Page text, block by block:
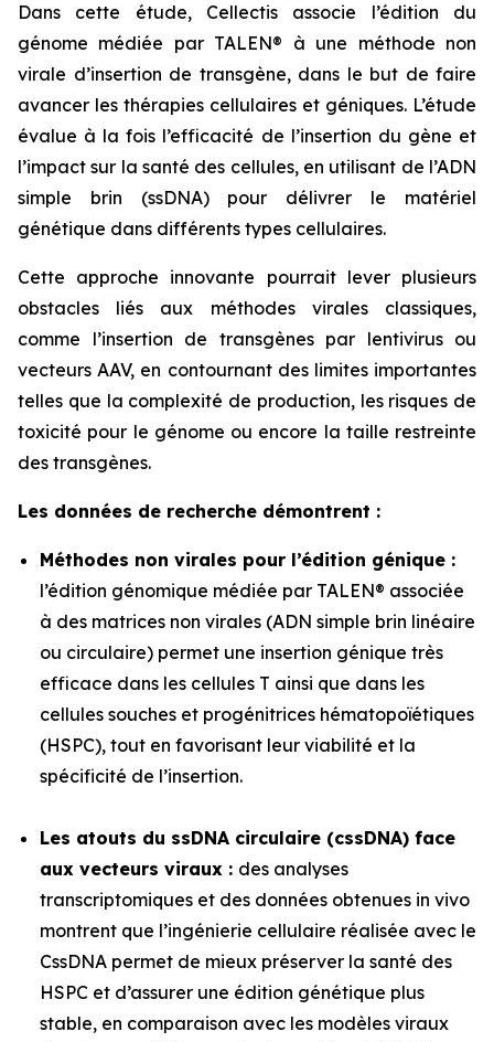
Dans cette étude, Cellectis associe l’édition du
génome médiée par TALEN® à une méthode non
virale d’insertion de transgène, dans le but de faire
avancer les thérapies cellulaires et géniques. L’étude
évalue à la fois l’efficacité de l’insertion du gène et
l’impact sur la santé des cellules, en utilisant de l’ADN
simple brin (ssDNA) pour délivrer le matériel
génétique dans différents types cellulaires.
Cette approche innovante pourrait lever plusieurs
obstacles liés aux méthodes virales classiques,
comme l’insertion de transgènes par lentivirus ou
vecteurs AAV, en contournant des limites importantes
telles que la complexité de production, les risques de
toxicité pour le génome ou encore la taille restreinte
des transgènes.
Les données de recherche démontrent :
Méthodes non virales pour l’édition génique :
l’édition génomique médiée par TALEN® associée
à des matrices non virales (ADN simple brin linéaire
ou circulaire) permet une insertion génique très
efficace dans les cellules T ainsi que dans les
cellules souches et progénitrices hématopoïétiques
(HSPC), tout en favorisant leur viabilité et la
spécificité de l’insertion.
Les atouts du ssDNA circulaire (cssDNA) face
aux vecteurs viraux : des analyses
transcriptomiques et des données obtenues in vivo
montrent que l’ingénierie cellulaire réalisée avec le
CssDNA permet de mieux préserver la santé des
HSPC et d’assurer une édition génétique plus
stable, en comparaison avec les modèles viraux